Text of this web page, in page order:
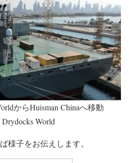
からHuisman Chinaへ移動
World
様子をお伝えします。